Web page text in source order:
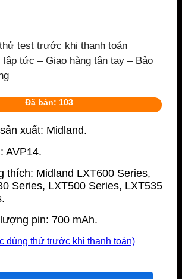
test trước khi thanh toán
lập tức – Giao hàng tận tay – Bảo
Đã bán: 103
xuất: Midland.
AVP14.
thích: Midland LXT600 Series,
Series, LXT500 Series, LXT535
pin: 700 mAh.
dùng thử trước khi thanh toán)